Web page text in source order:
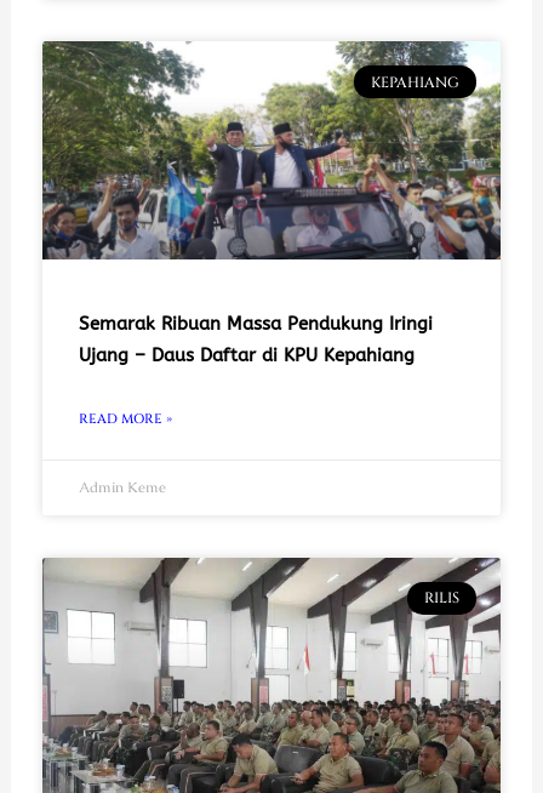
KEPAHIANG
Semarak Ribuan Massa Pendukung Iringi
Ujang – Daus Daftar di KPU Kepahiang
READ MORE »
Admin Keme
RILIS